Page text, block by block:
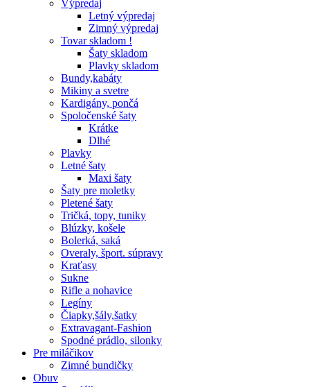
Výpredaj
Letný výpredaj
Zimný výpredaj
Tovar skladom !
Šaty skladom
Plavky skladom
Bundy,kabáty
Mikiny a svetre
Kardigány, pončá
Spoločenské šaty
Krátke
Dlhé
Plavky
Letné šaty
Maxi šaty
Šaty pre moletky
Pletené šaty
Tričká, topy, tuniky
Blúzky, košele
Bolerká, saká
Overaly, šport. súpravy
Kraťasy
Sukne
Rifle a nohavice
Legíny
Čiapky,šály,šatky
Extravagant-Fashion
Spodné prádlo, silonky
Pre miláčikov
Zimné bundičky
Obuv